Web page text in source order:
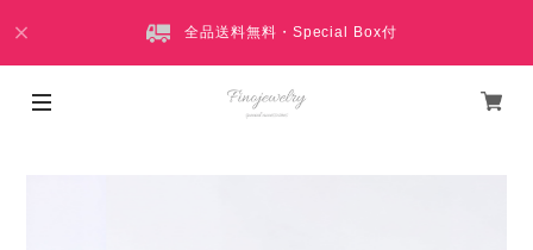
全品送料無料・Special Box付